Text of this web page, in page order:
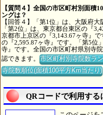
【質問４】全国の市区町村別面積
ングは？
【回答４】「第1位」は、大阪府
「第2位」は、東京都台東区の『
京都市上京区の『3,143.67ヶ寺』
の『2,595.87ヶ寺』です。「第5位
寺』です。全国の市区町村県別寺
認できます。市区町村別寺院数ラ
寺院数順位(面積100平方Km当たり)
QRコードで利用する